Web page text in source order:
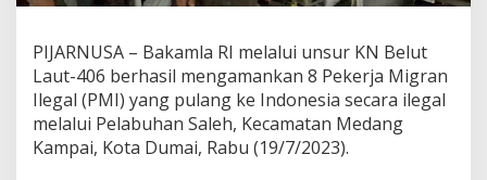
PIJARNUSA – Bakamla RI melalui unsur KN Belut
Laut-406 berhasil mengamankan 8 Pekerja Migran
Ilegal (PMI) yang pulang ke Indonesia secara ilegal
melalui Pelabuhan Saleh, Kecamatan Medang
Kampai, Kota Dumai, Rabu (19/7/2023).